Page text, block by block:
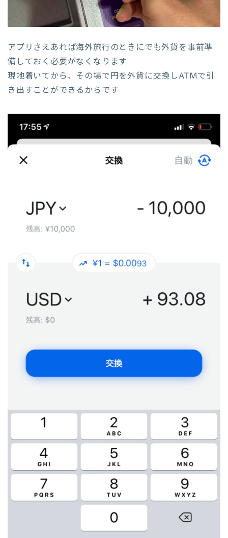
アプリさえあれば海外旅行のときにでも外貨を事前準
備しておく必要がなくなります
現地着いてから、その場で円を外貨に交換しATMで引
き出すことができるからです